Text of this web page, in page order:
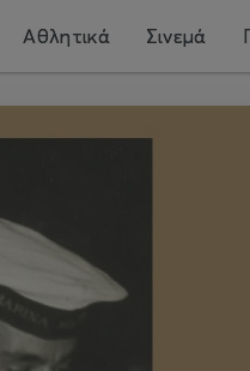
Αθλητικά Σινεμά